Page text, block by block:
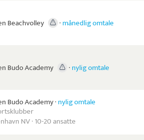
Beachvolley ·månedlig omtale
Budo Academy · nylig omtale
Budo Academy·nylig omtale
NV · 10-20 ansatte